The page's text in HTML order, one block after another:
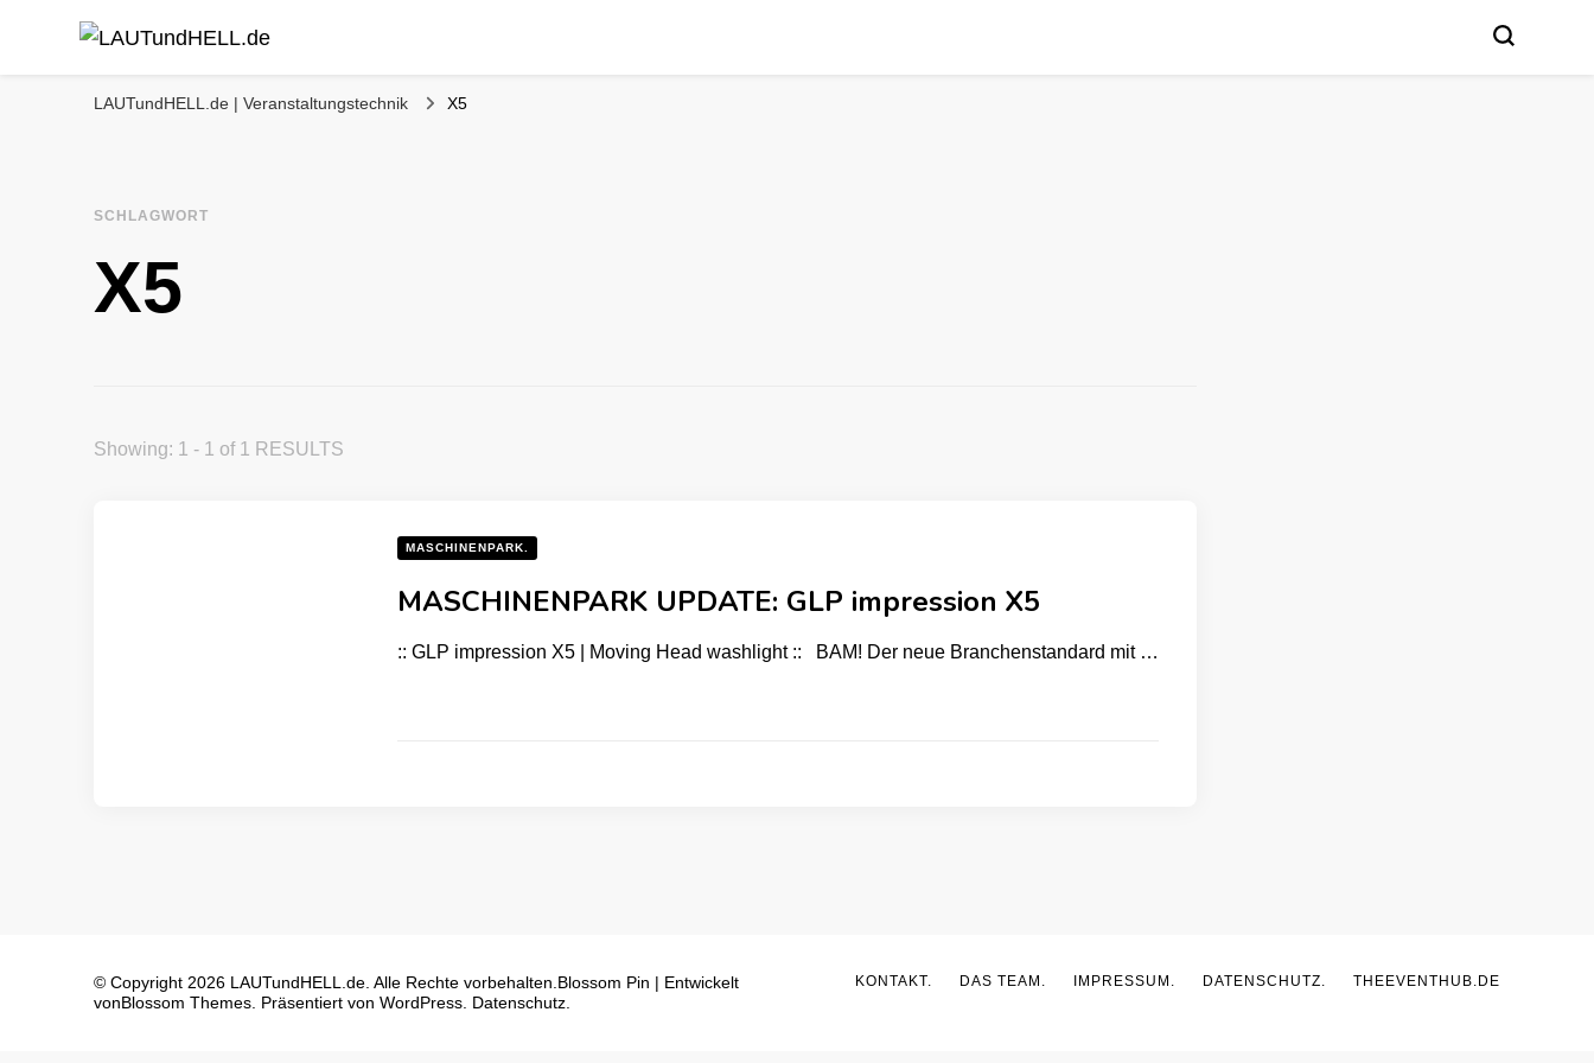
LAUTundHELL.de | Veranstaltungstechnik X5
SCHLAGWORT
X5
Showing: 1 - 1 of 1 RESULTS
MASCHINENPARK.
MASCHINENPARK UPDATE: GLP impression X5
:: GLP impression X5 | Moving Head washlight :: BAM! Der neue Branchenstandard mit …
© Copyright 2026 LAUTundHELL.de . Alle Rechte vorbehalten. Blossom Pin | Entwickelt
vonBlossom Themes . Präsentiert von WordPress Datenschutz.
KONTAKT. DAS TEAM. IMPRESSUM. DATENSCHUTZ. THEEVENTHUB.DE